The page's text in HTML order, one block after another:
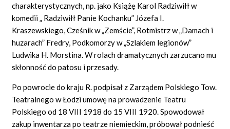
charakterystycznych, np. jako Książę Karol Radziwiłł w
komedii „ Radziwiłł Panie Kochanku” Józefa I.
Kraszewskiego, Cześnik w „Zemście”, Rotmistrz w „Damach i
huzarach” Fredry, Podkomorzy w „Szlakiem legionów”
Ludwika H. Morstina. W rolach dramatycznych zarzucano mu
skłonność do patosu i przesady.
Po powrocie do kraju R. podpisał z Zarządem Polskiego Tow.
Teatralnego w Łodzi umowę na prowadzenie Teatru
Polskiego od 18 VIII 1918 do 15 VIII 1920. Spowodował
zakup inwentarza po teatrze niemieckim, próbował podnieść